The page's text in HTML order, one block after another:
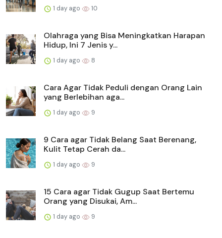
1 day ago 10
Olahraga yang Bisa Meningkatkan Harapan
Hidup, Ini 7 Jenis y...
1 day ago 8
Cara Agar Tidak Peduli dengan Orang Lain
yang Berlebihan aga...
1 day ago 9
9 Cara agar Tidak Belang Saat Berenang,
Kulit Tetap Cerah da...
1 day ago 9
15 Cara agar Tidak Gugup Saat Bertemu
Orang yang Disukai, Am...
1 day ago 9